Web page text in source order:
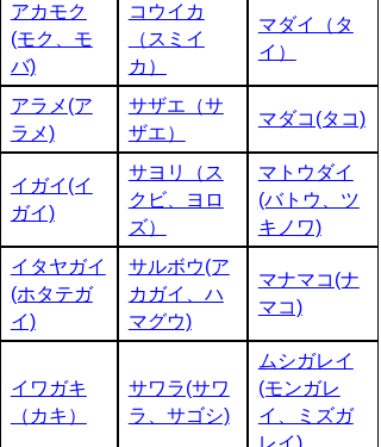
アカモク
(モク、モ
バ)
コウイカ
（スミイ
カ）
マダイ（タ
イ）
アラメ(ア
ラメ)
サザエ（サ
ザエ）
マダコ(タコ)
イガイ(イ
ガイ)
サヨリ（ス
クビ、ヨロ
ズ）
マトウダイ
(バトウ、ツ
キノワ)
イタヤガイ
(ホタテガ
イ)
サルボウ(ア
カガイ、ハ
マグウ)
マナマコ(ナ
マコ)
イワガキ
（カキ）
サワラ(サワ
ラ、サゴシ)
ムシガレイ
(モンガレ
イ、ミズガ
レイ)